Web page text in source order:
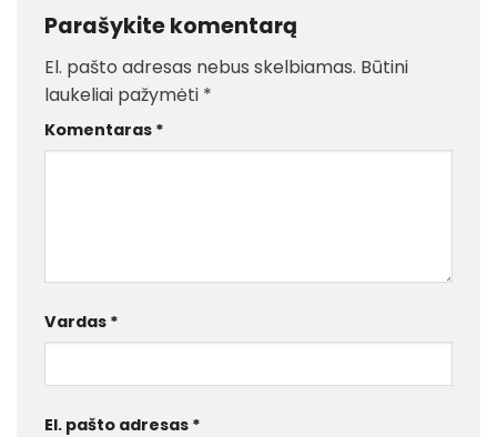
Parašykite komentarą
El. pašto adresas nebus skelbiamas. Būtini
laukeliai pažymėti *
Komentaras *
Vardas *
El. pašto adresas *